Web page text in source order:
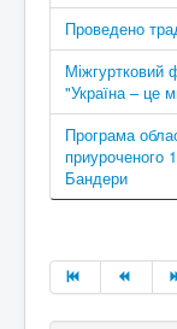
Проведено
Міжгуртковий
"Україна – це
Програма
приуроченого
Бандери